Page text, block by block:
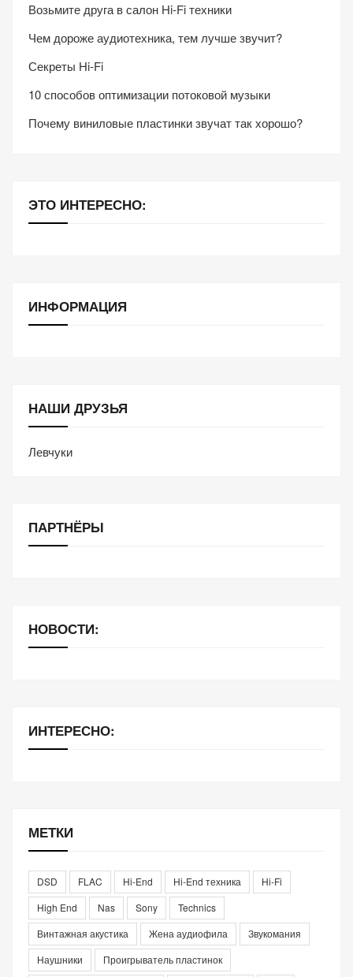
Возьмите друга в салон Hi-Fi техники
Чем дороже аудиотехника, тем лучше звучит?
Секреты Hi-Fi
10 способов оптимизации потоковой музыки
Почему виниловые пластинки звучат так хорошо?
ЭТО ИНТЕРЕСНО:
ИНФОРМАЦИЯ
НАШИ ДРУЗЬЯ
Левчуки
ПАРТНЁРЫ
НОВОСТИ:
ИНТЕРЕСНО:
МЕТКИ
DSD FLAC Hi-End Hi-End техника
Hi-Fi
High End
Nas Sony
Technics
Винтажная акустика
Жена аудиофила
Звукомания
Наушники
Проигрыватель пластинок